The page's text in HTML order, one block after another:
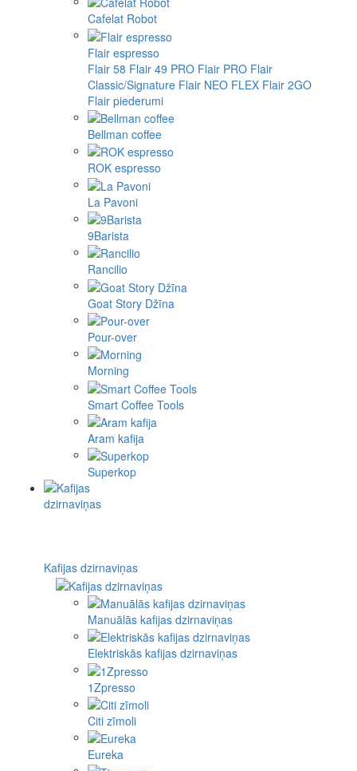
Cafelat Robot
Flair espresso
Flair 58 Flair 49 PRO Flair PRO Flair
Classic/Signature Flair NEO FLEX Flair 2GO
Flair piederumi
Bellman coffee
ROK espresso
La Pavoni
9Barista
Rancilio
Goat Story Džīna
Pour-over
Morning
Smart Coffee Tools
Aram kafija
Superkop
Kafijas dzirnaviņas
Manuālās kafijas dzirnaviņas
Elektriskās kafijas dzirnaviņas
1Zpresso
Citi zīmoli
Eureka